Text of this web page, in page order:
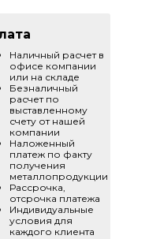
Наличный расчет в
офисе компании
или на складе
Безналичный
расчет по
выставленному
счету от нашей
компании
Наложенный
платеж по факту
получения
металлопродукции
Рассрочка,
отсрочка платежа
Индивидуальные
условия для
каждого клиента